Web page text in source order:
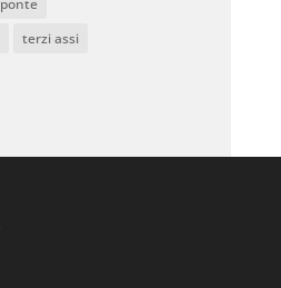
ponte
terzi assi